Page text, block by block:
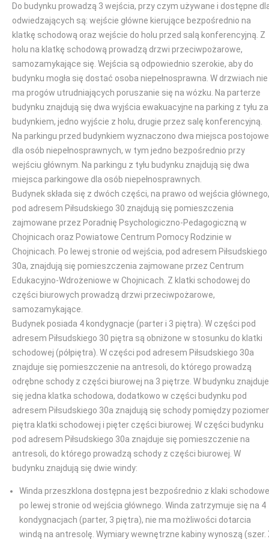
Do budynku prowadzą 3 wejścia, przy czym używane i dostępne
odwiedzających są: wejście główne kierujące bezpośrednio na
klatkę schodową oraz wejście do holu przed salą konferencyjną. Z
holu na klatkę schodową prowadzą drzwi przeciwpożarowe,
samozamykające się. Wejścia są odpowiednio szerokie, aby do
budynku mogła się dostać osoba niepełnosprawna. W drzwiach nie
ma progów utrudniających poruszanie się na wózku. Na parterze
budynku znajdują się dwa wyjścia ewakuacyjne na parking z tyłu za
budynkiem, jedno wyjście z holu, drugie przez salę konferencyjną.
Na parkingu przed budynkiem wyznaczono dwa miejsca postojowe
dla osób niepełnosprawnych, w tym jedno bezpośrednio przy
wejściu głównym. Na parkingu z tyłu budynku znajdują się dwa
miejsca parkingowe dla osób niepełnosprawnych.
Budynek składa się z dwóch części, na prawo od wejścia głównego,
pod adresem Piłsudskiego 30 znajdują się pomieszczenia
zajmowane przez Poradnię Psychologiczno-Pedagogiczną w
Chojnicach oraz Powiatowe Centrum Pomocy Rodzinie w
Chojnicach. Po lewej stronie od wejścia, pod adresem Piłsudskiego
30a, znajdują się pomieszczenia zajmowane przez Centrum
Edukacyjno-Wdrożeniowe w Chojnicach. Z klatki schodowej do
części biurowych prowadzą drzwi przeciwpożarowe,
samozamykające.
Budynek posiada 4 kondygnacje (parter i 3 piętra). W części pod
adresem Piłsudskiego 30 piętra są obniżone w stosunku do klatki
schodowej (półpiętra). W części pod adresem Piłsudskiego 30a
znajduje się pomieszczenie na antresoli, do którego prowadzą
odrębne schody z części biurowej na 3 piętrze. W budynku znajduje
się jedna klatka schodowa, dodatkowo w części budynku pod
adresem Piłsudskiego 30a znajdują się schody pomiędzy
piętra klatki schodowej i pięter części biurowej. W części budynku
pod adresem Piłsudskiego 30a znajduje się pomieszczenie na
antresoli, do którego prowadzą schody z części biurowej. W
budynku znajdują się dwie windy:
Winda przeszklona dostępna jest bezpośrednio z klaki
po lewej stronie od wejścia głównego. Winda zatrzymuje się na 4
kondygnacjach (parter, 3 piętra), nie ma możliwości dotarcia
windą na antresolę. Wymiary wewnętrzne kabiny wynoszą (szer.